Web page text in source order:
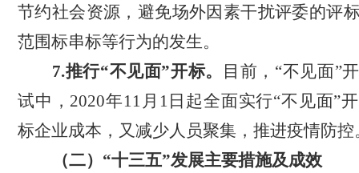
节约社会资源，避免场外因素干扰评委的评
范围标串标等行为的发生。
7.推行“不见面”开标。
目前， “不见面”
试中，2020年11月1日起全面实行“不见面”
标企业成本，又减少人员聚集，推进疫情防控
（二） “十三五”发展主要措施及成效